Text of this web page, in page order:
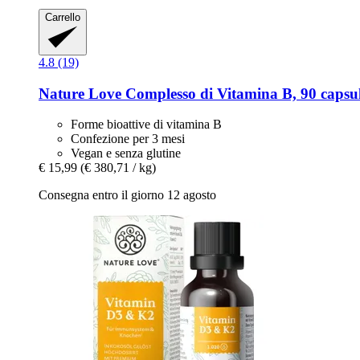
Carrello
4.8 (19)
Nature Love Complesso di Vitamina B, 90
Forme bioattive di vitamina B
Confezione per 3 mesi
Vegan e senza glutine
€ 15,99 (€ 380,71 / kg)
Consegna entro il giorno 12 agosto